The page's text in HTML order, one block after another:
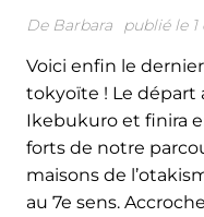
De Barbara publié le
Voici enfin le
tokyoïte ! Le départ
Ikebukuro et finira
forts de notre
maisons de
au 7e sens.